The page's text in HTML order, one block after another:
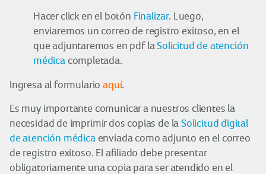
Hacer click en el botón Finalizar. Luego,
enviaremos un correo de registro exitoso, en el
que adjuntaremos en pdf laSolicitud de atención
médica completada.
Ingresa al formularioaquí.
Es muy importante comunicar a nuestros clientes la
necesidad de imprimir dos copias de la Solicitud digital
de atención médica enviada como adjunto en el correo
de registro exitoso. El afiliado debe presentar
obligatoriamente una copia para ser atendido en el